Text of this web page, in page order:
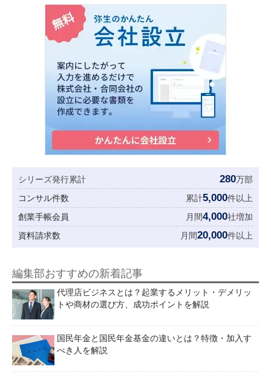
シリーズ発行累計 280万部
コンサル件数
累計5,000件以上
創業手帳会員
月間4,000社増加
資料請求数
月間20,000件以上
編集部おすすめの新着記事
代理店ビジネスとは？起業するメリット・デメリッ
トや商材の選び方、成功ポイントを解説
国民年金と国民年金基金の違いとは？特徴・加入す
べき人を解説